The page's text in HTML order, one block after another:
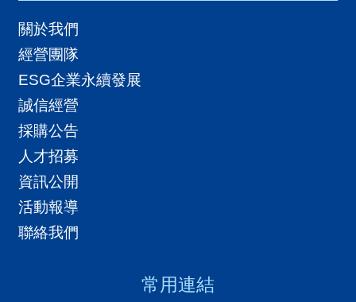
關於我們
經營團隊
ESG企業永續發展
誠信經營
採購公告
人才招募
資訊公開
活動報導
聯絡我們
常用連結